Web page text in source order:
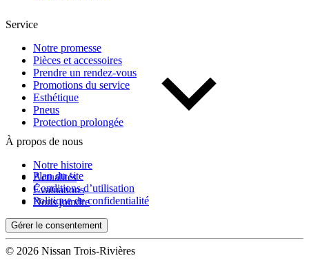
Service
Notre promesse
Pièces et accessoires
Prendre un rendez-vous
Promotions du service
Esthétique
Pneus
Protection prolongée
À propos de nous
Notre histoire
Actualités
Évaluations
Nous joindre
Plan du site
Conditions d’utilisation
Politique de confidentialité
Gérer le consentement
© 2026 Nissan Trois-Rivières